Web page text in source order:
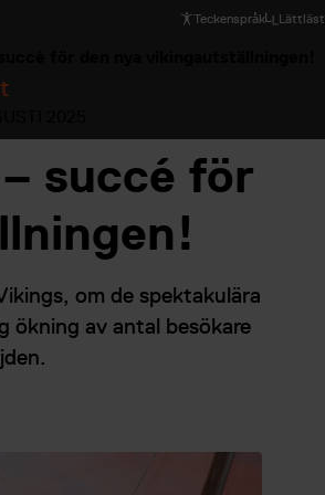
Teckenspråk Lättläst
succé för
om de spektakulära
ökning av antal besökare